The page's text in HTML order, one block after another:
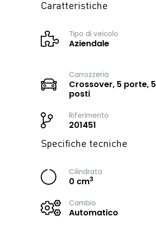
Caratteristiche
Tipo di veicolo
Aziendale
Carrozzeria
Crossover, 5 porte, 5
posti
Riferimento
201451
Specifiche tecniche
Cilindrata
0 cm3
Cambio
Automatico